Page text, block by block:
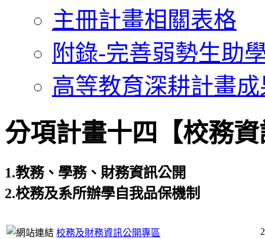
主冊計畫相關表格
附錄-完善弱勢生助
高等教育深耕計畫
分項計畫十四【校務
1.教務、學務、財務資訊公開
2.校務及系所辦學自我品保機制
校務及財務資訊公開專區